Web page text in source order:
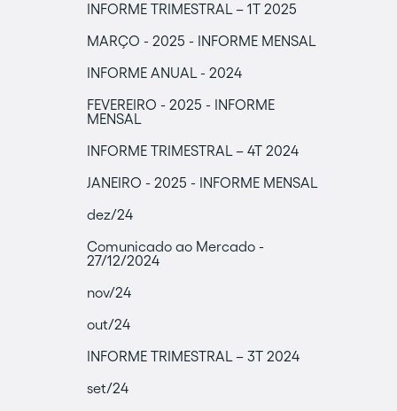
INFORME TRIMESTRAL – 1T 2025
MARÇO - 2025 - INFORME MENSAL
INFORME ANUAL - 2024
FEVEREIRO - 2025 - INFORME
MENSAL
INFORME TRIMESTRAL – 4T 2024
JANEIRO - 2025 - INFORME MENSAL
dez/24
Comunicado ao Mercado -
27/12/2024
nov/24
out/24
INFORME TRIMESTRAL – 3T 2024
set/24